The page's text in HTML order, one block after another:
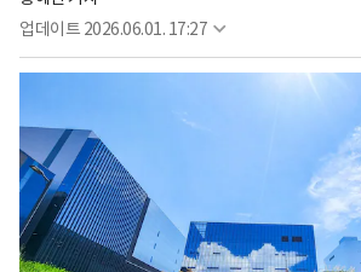
업데이트 2026.06.01. 17:27